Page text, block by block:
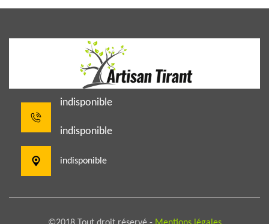
indisponible
indisponible
indisponible